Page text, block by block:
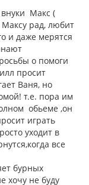
Макс (
рад, любит
и даже мерятся
о помоги
просит
Ваня, но
т.е. пора им
обьеме ,он
играть
уходит в
все
бурных
хочу не буду